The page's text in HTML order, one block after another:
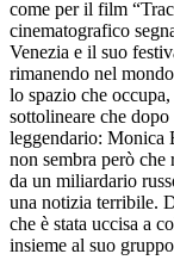
come per il film
cinematografico
Venezia e il suo
rimanendo nel
lo spazio che
sottolineare che
leggendario: Monica
non sembra però
da un miliardario
una notizia terribile.
che è stata uccisa a
insieme al suo